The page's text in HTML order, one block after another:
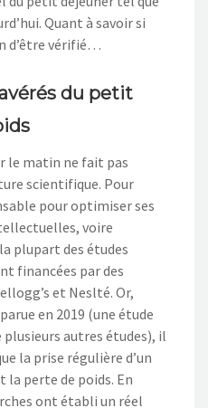
Quant à savoir si
d’être vérifié…
du petit
le matin ne fait pas
scientifique. Pour
pour optimiser ses
voire
plupart des études
financées par des
et Neslté. Or,
en 2019 (une étude
autres études), il
la prise régulière d’un
perte de poids. En
ont établi un réel